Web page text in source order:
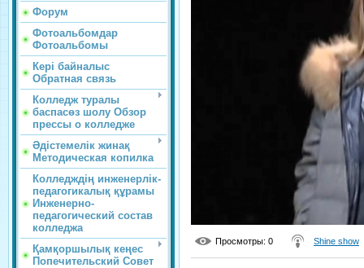
Форум
Фотоальбомдар
Фотоальбомы
Кері байналыс
Обратная связь
Колледж туралы
баспасөз шолу Обзор
прессы о колледже
Әдістемелік жинақ
Методическая копилка
Колледждің инженерлік-
педагогикалық құрамы
Инженерно-
педагогический состав
колледжа
Қамқоршылық кеңес
Попечительский Совет
Просмотры: 0 Shine show